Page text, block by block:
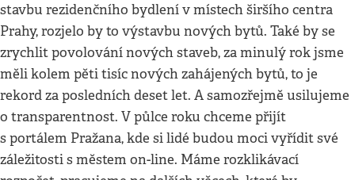
stavbu rezidenčního bydlení v místech širšího centra
Prahy, rozjelo by to výstavbu nových bytů. Také by se
zrychlit povolování nových staveb, za minulý rok jsme
měli kolem pěti tisíc nových zahájených bytů, to je
rekord za posledních deset let. A samozřejmě usilujeme
o transparentnost. V půlce roku chceme přijít
s portálem Pražana, kde si lidé budou moci vyřídit své
záležitosti s městem on-line. Máme rozklikávací